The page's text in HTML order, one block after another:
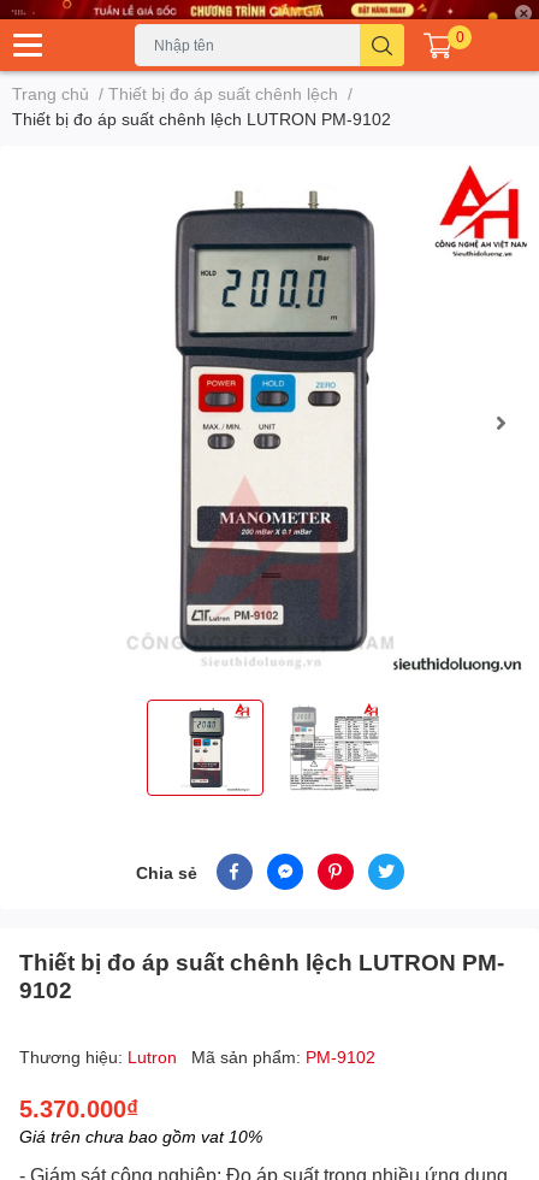
0
Trang chủ / Thiết bị đo áp suất chênh lệch /
Thiết bị đo áp suất chênh lệch LUTRON PM-9102
Chia sẻ
Thiết bị đo áp suất chênh lệch LUTRON PM-
9102
Thương hiệu: Lutron Mã sản phẩm: PM-9102
5.370.000₫
Giá trên chưa bao gồm vat 10%